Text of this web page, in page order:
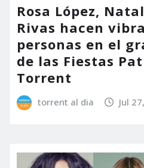
Rosa López,
Rivas hacen
personas en el
de las Fiestas
Torrent
torrent al dia Jul